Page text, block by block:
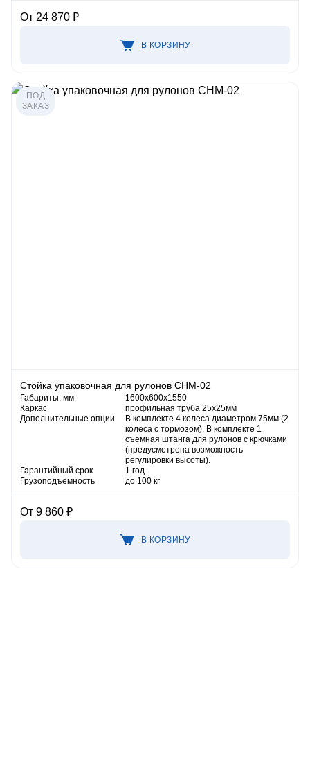
От 24 870 ₽
В КОРЗИНУ
Стойка упаковочная для рулонов СНМ-02
Габариты, мм
1600х600х1550
Каркас
профильная труба 25х25мм
Дополнительные опции
В комплекте 4 колеса диаметром 75мм (2
колеса с тормозом). В комплекте 1
съемная штанга для рулонов с крючками
(предусмотрена возможность
регулировки высоты).
Гарантийный срок
1 год
Грузоподъемность
до 100 кг
От 9 860 ₽
В КОРЗИНУ
ПОД
ЗАКАЗ